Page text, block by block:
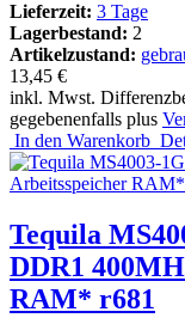
Lieferzeit: 3 Tage
Lagerbestand: 2
Artikelzustand:
13,45 €
inkl. Mwst.
gegebenenfalls plus
In den Warenkorb
Tequila
DDR1
RAM* r681